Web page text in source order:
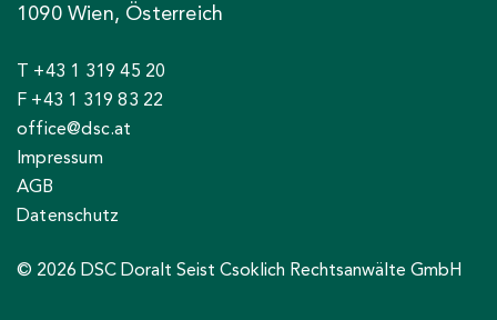
1090 Wien, Österreich
T +43 1 319 45 20
F +43 1 319 83 22
office@dsc.at
Impressum
AGB
Datenschutz
© 2026 DSC Doralt Seist Csoklich Rechtsanwälte GmbH